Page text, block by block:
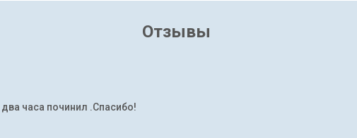
Отзывы
часа починил .Спасибо!